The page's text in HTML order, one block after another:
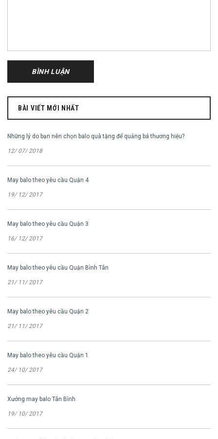
BÀI VIẾT MỚI NHẤT
Những lý do bạn nên chọn balo quà tặng để quảng bá thương hiệu?
12/ 07/ 2018
May balo theo yêu cầu Quận 4
19/ 12/ 2017
May balo theo yêu cầu Quận 3
16/ 12/ 2017
May balo theo yêu cầu Quận Bình Tân
21/ 11/ 2017
May balo theo yêu cầu Quận 2
21/ 11/ 2017
May balo theo yêu cầu Quận 1
24/ 10/ 2017
Xưởng may balo Tân Bình
19/ 10/ 2017